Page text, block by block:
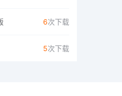
6次下载
5次下载